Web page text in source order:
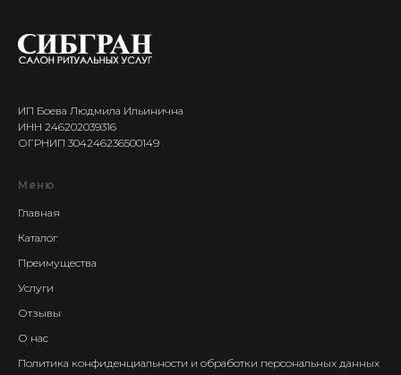
ИП Боева Людмила Ильинична
ИНН 246202039316
ОГРНИП 304246236500149
Меню
Главная
Каталог
Преимущества
Услуги
Отзывы
О нас
Политика конфиденциальности и обработки персональных данных